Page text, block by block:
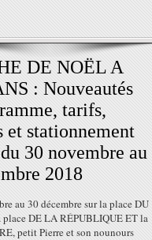
DE NOËL A
: Nouveautés
tarifs,
et stationnement
30 novembre au
2018
au 30 décembre sur la place DU
DE LA RÉPUBLIQUE ET la
petit Pierre et son nounours